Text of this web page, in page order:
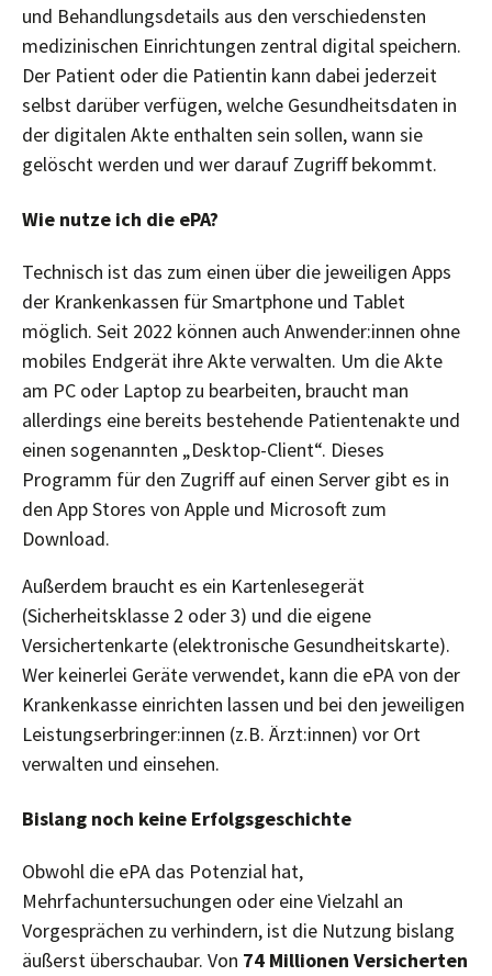
und Behandlungsdetails aus den verschiedensten
medizinischen Einrichtungen zentral digital speichern.
Der Patient oder die Patientin kann dabei jederzeit
selbst darüber verfügen, welche Gesundheitsdaten in
der digitalen Akte enthalten sein sollen, wann sie
gelöscht werden und wer darauf Zugriff bekommt.
Wie nutze ich die ePA?
Technisch ist das zum einen über die jeweiligen Apps
der Krankenkassen für Smartphone und Tablet
möglich. Seit 2022 können auch Anwender:innen ohne
mobiles Endgerät ihre Akte verwalten. Um die Akte
am PC oder Laptop zu bearbeiten, braucht man
allerdings eine bereits bestehende Patientenakte und
einen sogenannten „Desktop-Client“. Dieses
Programm für den Zugriff auf einen Server gibt es in
den App Stores von Apple und Microsoft zum
Download.
Außerdem braucht es ein Kartenlesegerät
(Sicherheitsklasse 2 oder 3) und die eigene
Versichertenkarte (elektronische Gesundheitskarte).
Wer keinerlei Geräte verwendet, kann die ePA von der
Krankenkasse einrichten lassen und bei den jeweiligen
Leistungserbringer:innen (z.B. Ärzt:innen) vor Ort
verwalten und einsehen.
Bislang noch keine Erfolgsgeschichte
Obwohl die ePA das Potenzial hat,
Mehrfachuntersuchungen oder eine Vielzahl an
Vorgesprächen zu verhindern, ist die Nutzung bislang
äußerst überschaubar. Von 74 Millionen Versicherten